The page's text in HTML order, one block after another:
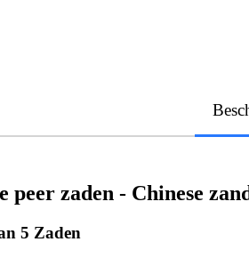
peer zaden - Chinese
5 Zaden